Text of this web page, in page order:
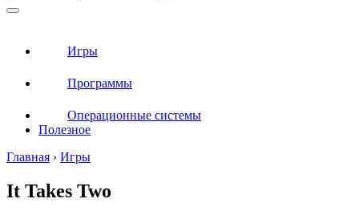
Игры
Программы
Операционные системы
Полезное
Главная › Игры
It Takes Two